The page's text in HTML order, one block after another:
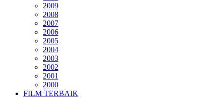
2009
2008
2007
2006
2005
2004
2003
2002
2001
2000
FILM TERBAIK